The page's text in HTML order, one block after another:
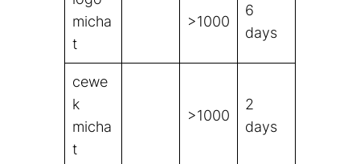
micha
t
>1000
6
days
cewe
k
micha
t
>1000
2
days